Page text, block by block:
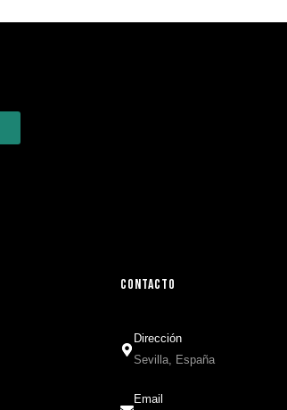
CONTACTO
Dirección
Sevilla, España
Email